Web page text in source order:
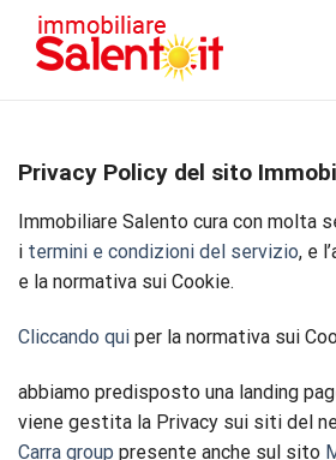
content
Privacy Policy del sito
Immobiliare Salento cura con molta
i termini e condizioni del servizio, e
e la normativa sui Cookie.
Cliccando qui per la normativa sui
abbiamo predisposto una landing
viene gestita la Privacy sui siti del
Carra group presente anche sul sito